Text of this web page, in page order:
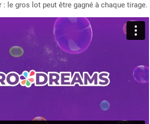
le gros lot peut être gagné à chaque tirage.